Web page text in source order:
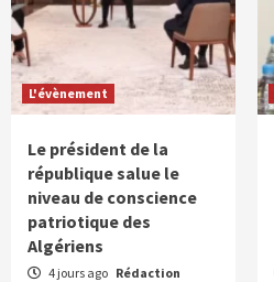
L'évènement
Le président de la
république salue le
niveau de conscience
patriotique des
Algériens
4 jours ago Rédaction